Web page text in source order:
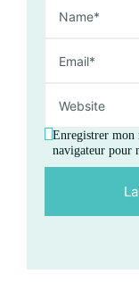
Enregistrer mon
navigateur pour